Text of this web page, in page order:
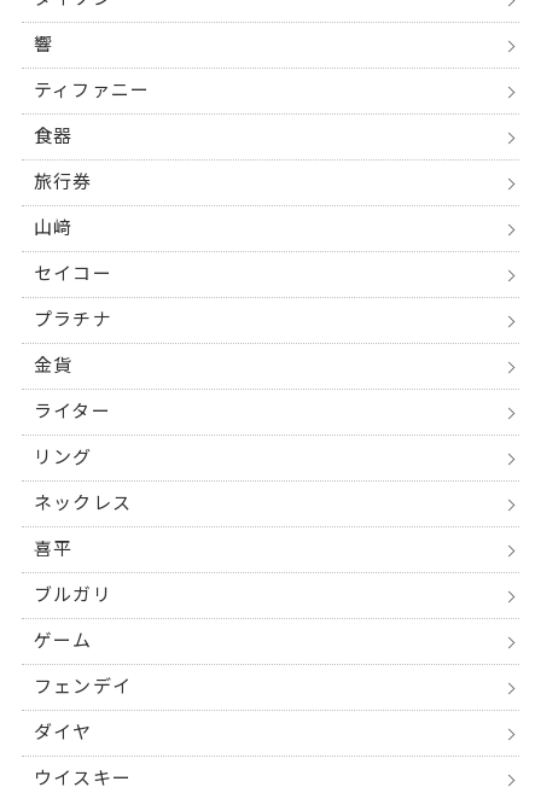
響
ティファニー
食器
旅行券
山﨑
セイコー
プラチナ
金貨
ライター
リング
ネックレス
喜平
ブルガリ
ゲーム
フェンデイ
ダイヤ
ウイスキー